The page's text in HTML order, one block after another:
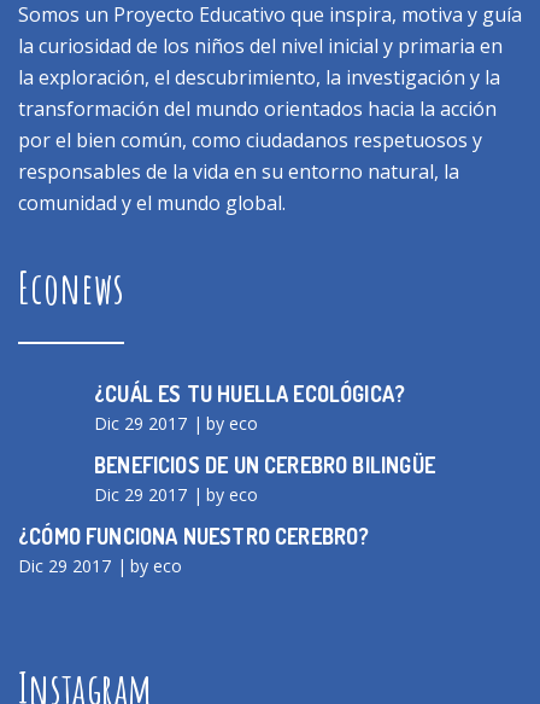
Somos un Proyecto Educativo que inspira, motiva y guía
la curiosidad de los niños del nivel inicial y primaria en
la exploración, el descubrimiento, la investigación y la
transformación del mundo orientados hacia la acción
por el bien común, como ciudadanos respetuosos y
responsables de la vida en su entorno natural, la
comunidad y el mundo global.
Econews
¿CUÁL ES TU HUELLA ECOLÓGICA?
Dic 29 2017 by eco
BENEFICIOS DE UN CEREBRO BILINGÜE
Dic 29 2017 by eco
¿CÓMO FUNCIONA NUESTRO CEREBRO?
Dic 29 2017 by eco
Instagram